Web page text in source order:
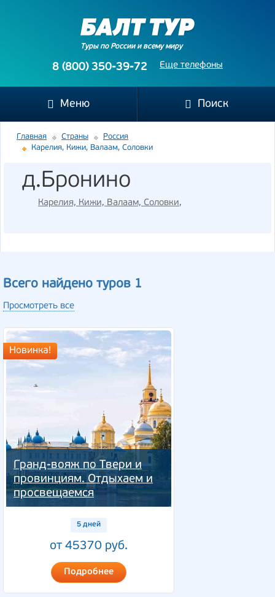
Туры по России и всему миру
Еще телефоны
8 (800) 350-39-72
Меню Поиск
Главная Страны
Россия
Карелия, Кижи, Валаам, Соловки
д.Бронино
Карелия, Кижи, Валаам, Соловки,
Всего найдено туров 1
Просмотреть все
Гранд-вояж по Твери и
провинциям. Отдыхаем и
просвещаемся
Новинка!
5 дней
от 45370 руб.
Подробнее